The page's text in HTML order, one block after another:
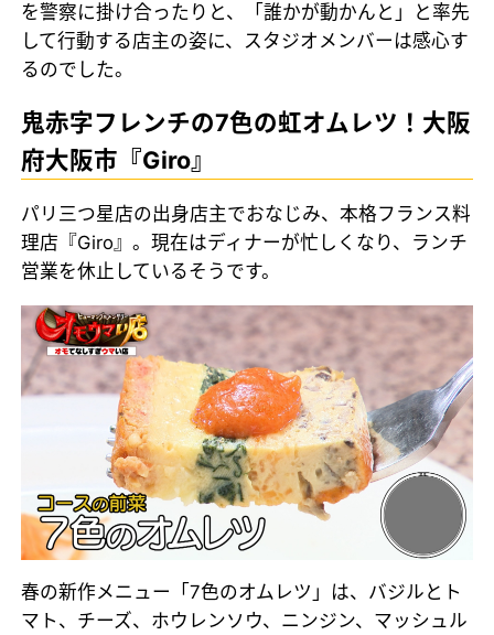
を警察に掛け合ったりと、「誰かが動かんと」と率先
して行動する店主の姿に、スタジオメンバーは感心す
るのでした。
鬼赤字フレンチの7色の虹オムレツ！大阪
府大阪市『Giro』
パリ三つ星店の出身店主でおなじみ、本格フランス料
理店『Giro』。現在はディナーが忙しくなり、ランチ
営業を休止しているそうです。
春の新作メニュー「7色のオムレツ」は、バジルとト
マト、チーズ、ホウレンソウ、ニンジン、マッシュル